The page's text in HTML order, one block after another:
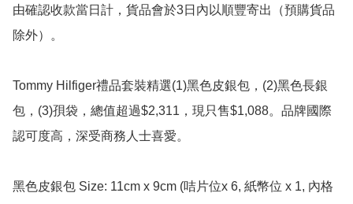
由確認收款當日計，貨品會於3日內以順豐寄出（預購貨品
除外）。
Tommy Hilfiger禮品套裝精選(1)黑色皮銀包，(2)黑色長銀
包，(3)孭袋，總值超過$2,311，現只售$1,088。品牌國際
認可度高，深受商務人士喜愛。
黑色皮銀包 Size: 11cm x 9cm (咭片位x 6, 紙幣位 x 1, 內格